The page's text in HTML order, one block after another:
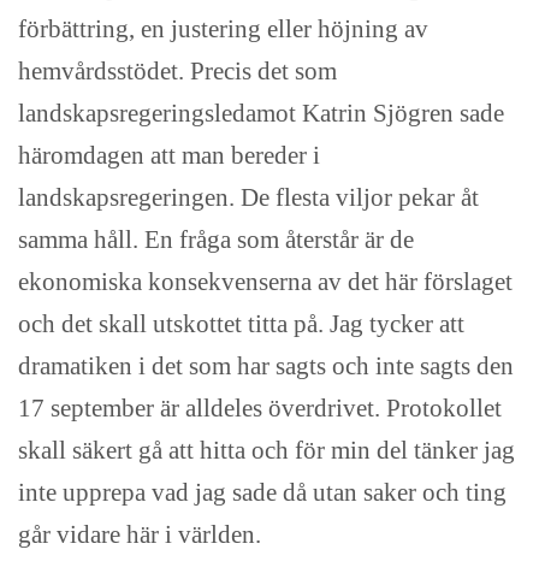
förbättring, en justering eller höjning av
hemvårdsstödet. Precis det som
landskapsregeringsledamot Katrin Sjögren sade
häromdagen att man bereder i
landskapsregeringen. De flesta viljor pekar åt
samma håll. En fråga som återstår är de
ekonomiska konsekvenserna av det här förslaget
och det skall utskottet titta på. Jag tycker att
dramatiken i det som har sagts och inte sagts den
17 september är alldeles överdrivet. Protokollet
skall säkert gå att hitta och för min del tänker jag
inte upprepa vad jag sade då utan saker och ting
går vidare här i världen.